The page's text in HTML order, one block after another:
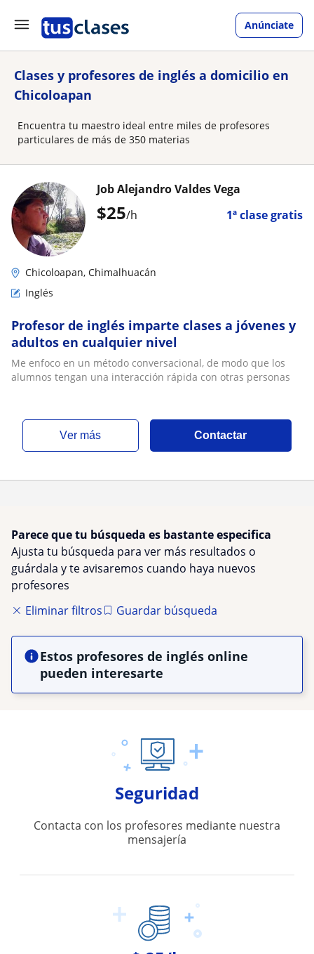
Anúnciate
Clases y profesores de inglés a domicilio en
Chicoloapan
Encuentra tu maestro ideal entre miles de profesores
particulares de más de 350 materias
$25/h 1ª clase gratis
Job Alejandro Valdes Vega
Chicoloapan, Chimalhuacán
Inglés
Profesor de inglés imparte clases a jóvenes y
adultos en cualquier nivel
Me enfoco en un método conversacional, de modo que los
alumnos tengan una interacción rápida con otras personas
ver más Contactar
Parece que tu búsqueda es bastante especifica
Ajusta tu búsqueda para ver más resultados o
guárdala y te avisaremos cuando haya nuevos
profesores
Eliminar filtros
Guardar búsqueda
Estos profesores de inglés online
pueden interesarte
Seguridad
Contacta con los profesores mediante nuestra
mensajería